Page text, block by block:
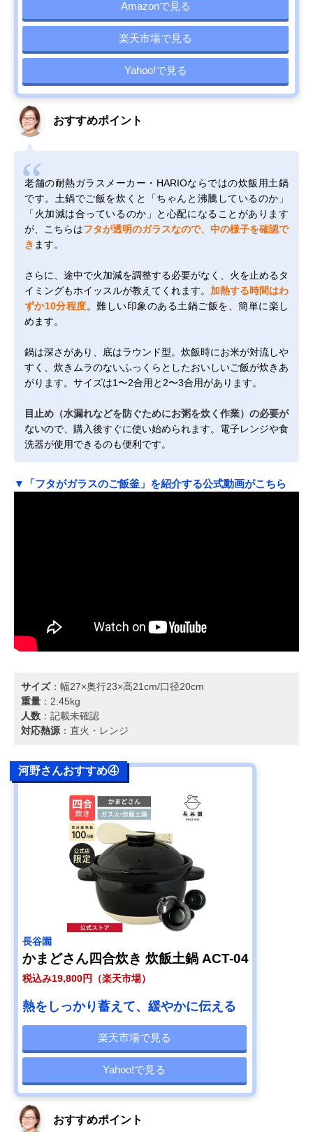
Amazonで見る
楽天市場で見る
Yahoo!で見る
おすすめポイント
老舗の耐熱ガラスメーカー・HARIOならではの炊飯用土鍋
です。土鍋でご飯を炊くと「ちゃんと沸騰しているのか」
「火加減は合っているのか」と心配になることがあります
が、こちらはフタが透明のガラスなので、中の様子を確認で
き ます。
さらに、途中で火加減を調整する必要がなく、火を止めるタ
イミングもホイッスルが教えてくれます。 加熱する時間はわ
ずか10分程度。難しい印象のある土鍋ご飯を、簡単に楽し
めます。
鍋は深さがあり、底はラウンド型。炊飯時にお米が対流しや
すく、炊きムラのないふっくらとしたおいしいご飯が炊きあ
がります。サイズは1〜2合用と2〜3合用があります。
目止め（水漏れなどを防ぐためにお粥を炊く作業）の必要が
ないので、購入後すぐに使い始められます。電子レンジや食
洗器が使用できるのも便利です。
▼「フタがガラスのご飯釜」を紹介する公式動画がこちら
サイズ：幅27×奥行23×高21cm/口径20cm
重量 ：2.45kg
人数 ：記載未確認
対応熱源 ：直火・レンジ
河野さんおすすめ④
長谷園
かまどさん四合炊き 炊飯土鍋 ACT-04
税込み19,800円（楽天市場）
熱をしっかり蓄えて、緩やかに伝える
楽天市場で見る
Yahoo!で見る
おすすめポイント